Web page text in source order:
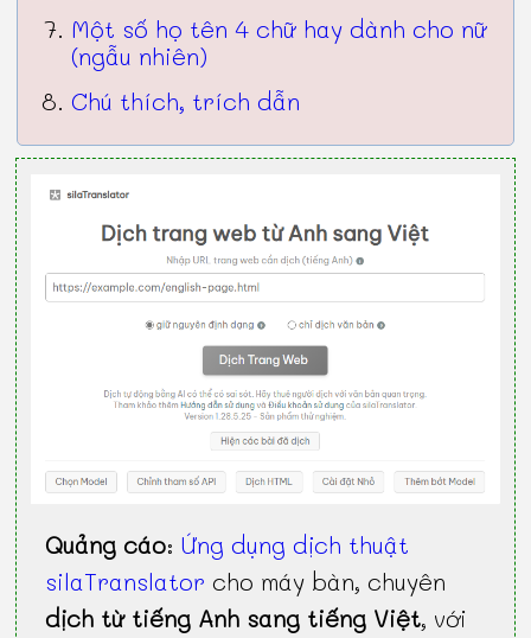
Một số họ tên 4 chữ hay dành cho nữ
(ngẫu nhiên)
Chú thích, trích dẫn
Quảng cáo:Ứng dụng dịch thuật
silaTranslator cho máy bàn, chuyên
dịch từ tiếng Anh sang tiếng Việt, với